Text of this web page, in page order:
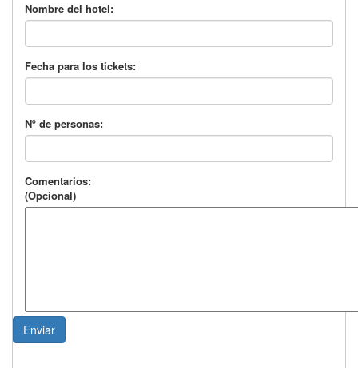
Nombre del hotel:
Fecha para los tickets:
Nº de personas:
Comentarios:
(Opcional)